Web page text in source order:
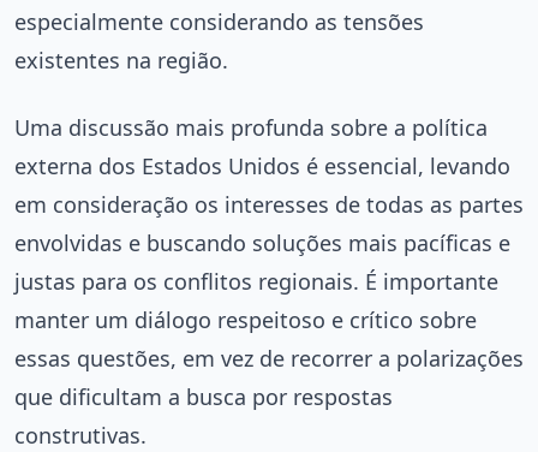
especialmente considerando as tensões
existentes na região.
Uma discussão mais profunda sobre a política
externa dos Estados Unidos é essencial, levando
em consideração os interesses de todas as partes
envolvidas e buscando soluções mais pacíficas e
justas para os conflitos regionais. É importante
manter um diálogo respeitoso e crítico sobre
essas questões, em vez de recorrer a polarizações
que dificultam a busca por respostas
construtivas.